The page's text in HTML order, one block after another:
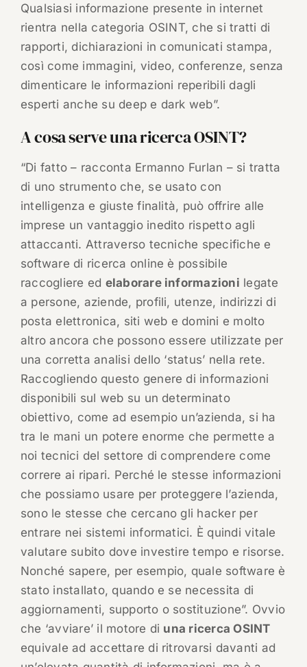
Qualsiasi informazione presente in internet
rientra nella categoria OSINT, che si tratti di
rapporti, dichiarazioni in comunicati stampa,
così come immagini, video, conferenze, senza
dimenticare le informazioni reperibili dagli
esperti anche su deep e dark web”.
A cosa serve una ricerca OSINT?
“Di fatto – racconta Ermanno Furlan – si tratta
di uno strumento che, se usato con
intelligenza e giuste finalità, può offrire alle
imprese un vantaggio inedito rispetto agli
attaccanti. Attraverso tecniche specifiche e
software di ricerca online è possibile
raccogliere ed elaborare informazioni legate
a persone, aziende, profili, utenze, indirizzi di
posta elettronica, siti web e domini e molto
altro ancora che possono essere utilizzate per
una corretta analisi dello ‘status’ nella rete.
Raccogliendo questo genere di informazioni
disponibili sul web su un determinato
obiettivo, come ad esempio un’azienda, si ha
tra le mani un potere enorme che permette a
noi tecnici del settore di comprendere come
correre ai ripari. Perché le stesse informazioni
che possiamo usare per proteggere l’azienda,
sono le stesse che cercano gli hacker per
entrare nei sistemi informatici. È quindi vitale
valutare subito dove investire tempo e risorse.
Nonché sapere, per esempio, quale software è
stato installato, quando e se necessita di
aggiornamenti, supporto o sostituzione”. Ovvio
che ‘avviare’ il motore di una ricerca OSINT
equivale ad accettare di ritrovarsi davanti ad